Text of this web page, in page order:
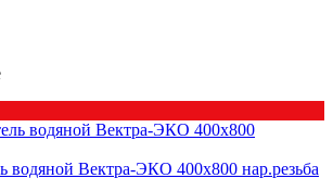
водяной Вектра-ЭКО 400х800 нар.резьба